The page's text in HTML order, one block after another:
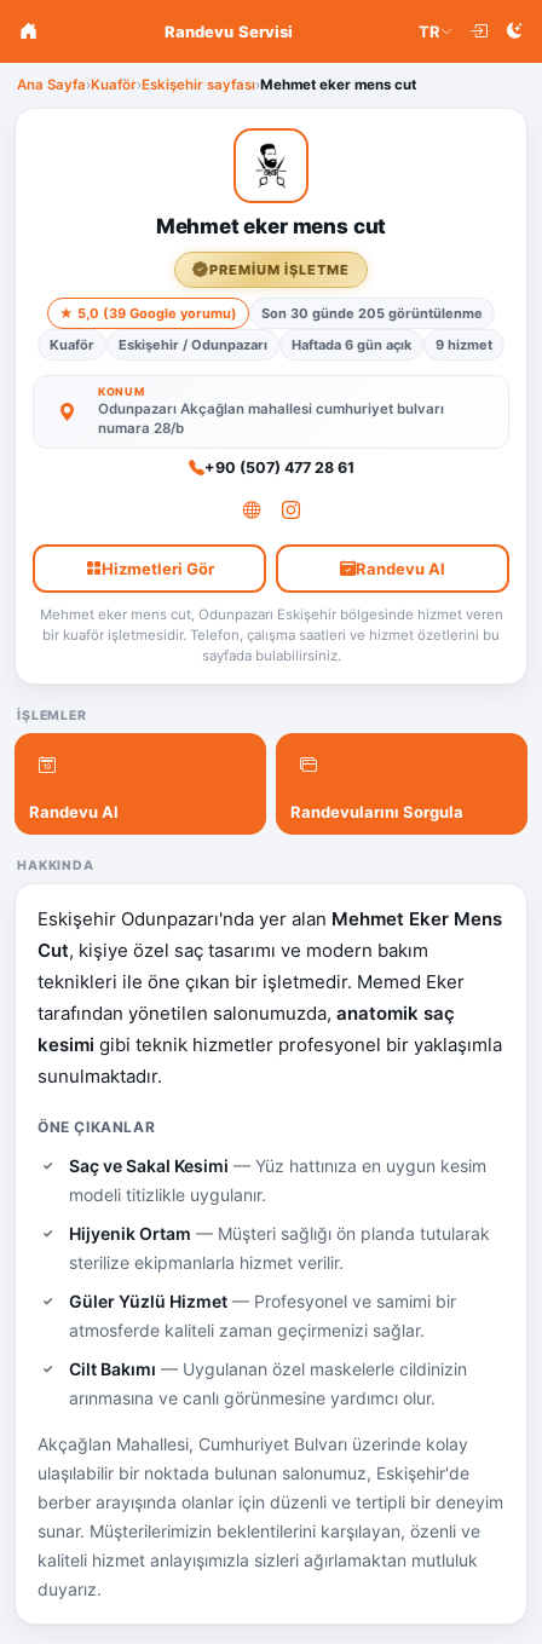
Randevu Servisi TR
Ana Sayfa›Kuaför›Eskişehir sayfası›Mehmet eker mens cut
Mehmet eker mens cut
PREMIUM İŞLETME
★ 5,0 (39 Google yorumu)
Son 30 günde 205 görüntülenme
Kuaför
Eskişehir / Odunpazarı Haftada 6 gün açık 9 hizmet
KONUM
Odunpazarı Akçağlan mahallesi cumhuriyet bulvarı
numara 28/b
+90 (507) 477 28 61
Hizmetleri Gör Randevu Al
Mehmet eker mens cut, Odunpazarı Eskişehir bölgesinde hizmet veren
bir kuaför işletmesidir. Telefon, çalışma saatleri ve hizmet özetlerini bu
sayfada bulabilirsiniz.
İŞLEMLER
Randevu Al Randevularını Sorgula
HAKKINDA
Eskişehir Odunpazarı'nda yer alan Mehmet Eker Mens
Cut, kişiye özel saç tasarımı ve modern bakım
teknikleri ile öne çıkan bir işletmedir. Memed Eker
tarafından yönetilen salonumuzda, anatomik saç
kesimi gibi teknik hizmetler profesyonel bir yaklaşımla
sunulmaktadır.
ÖNE ÇIKANLAR
Saç ve Sakal Kesimi — Yüz hattınıza en uygun kesim
modeli titizlikle uygulanır.
Hijyenik Ortam — Müşteri sağlığı ön planda tutularak
sterilize ekipmanlarla hizmet verilir.
Güler Yüzlü Hizmet — Profesyonel ve samimi bir
atmosferde kaliteli zaman geçirmenizi sağlar.
Cilt Bakımı — Uygulanan özel maskelerle cildinizin
arınmasına ve canlı görünmesine yardımcı olur.
Akçağlan Mahallesi, Cumhuriyet Bulvarı üzerinde kolay
ulaşılabilir bir noktada bulunan salonumuz, Eskişehir'de
berber arayışında olanlar için düzenli ve tertipli bir deneyim
sunar. Müşterilerimizin beklentilerini karşılayan, özenli ve
kaliteli hizmet anlayışımızla sizleri ağırlamaktan mutluluk
duyarız.